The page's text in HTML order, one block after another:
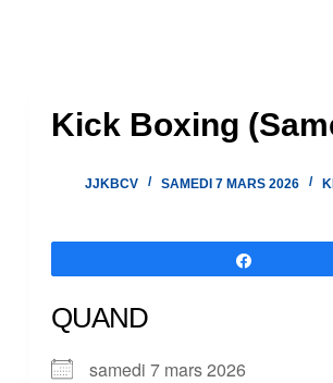
Kick Boxing
JJKBCV SAMEDI 7 MARS 2026
QUAND
samedi 7 mars 2026